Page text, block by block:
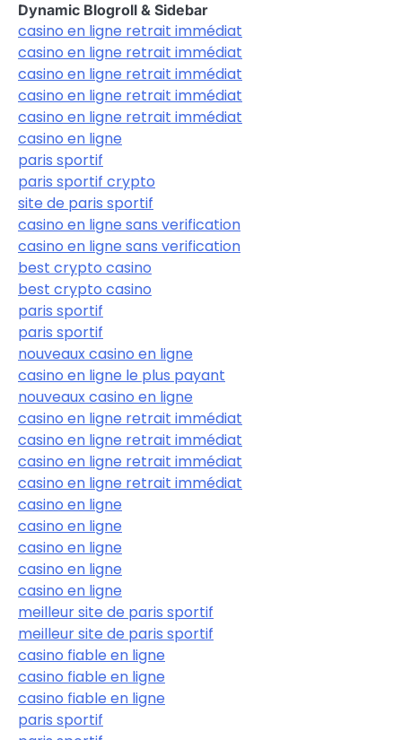
Dynamic Blogroll & Sidebar
casino en ligne retrait immédiat
casino en ligne retrait immédiat
casino en ligne retrait immédiat
casino en ligne retrait immédiat
casino en ligne retrait immédiat
casino en ligne
paris sportif
paris sportif crypto
site de paris sportif
casino en ligne sans verification
casino en ligne sans verification
best crypto casino
best crypto casino
paris sportif
paris sportif
nouveaux casino en ligne
casino en ligne le plus payant
nouveaux casino en ligne
casino en ligne retrait immédiat
casino en ligne retrait immédiat
casino en ligne retrait immédiat
casino en ligne retrait immédiat
casino en ligne
casino en ligne
casino en ligne
casino en ligne
casino en ligne
meilleur site de paris sportif
meilleur site de paris sportif
casino fiable en ligne
casino fiable en ligne
casino fiable en ligne
paris sportif